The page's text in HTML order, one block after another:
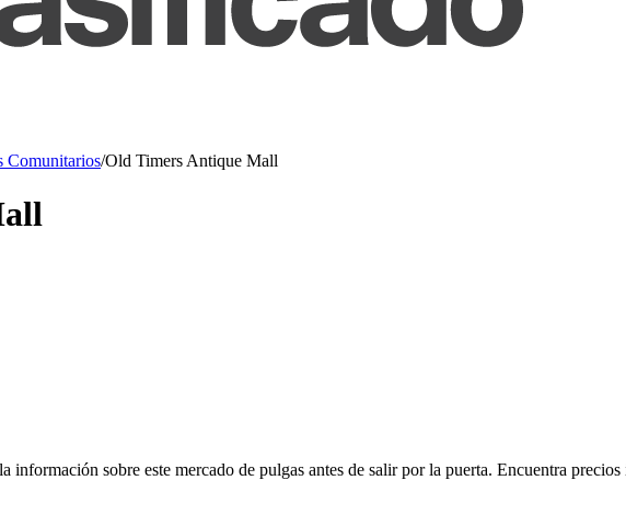
Comunitarios/Old Timers Antique Mall
sobre este mercado de pulgas antes de salir por la puerta. Encuentra